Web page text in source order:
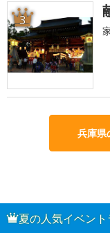
3
兵庫県
夏の人気イベント